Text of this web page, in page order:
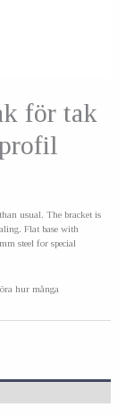
för tak
usual. The bracket is
Flat base with
steel for special
hur många